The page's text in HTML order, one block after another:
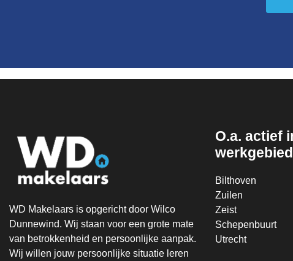
WD Makelaars is opgericht door Wilco
Dunnewind. Wij staan voor een grote mate
van betrokkenheid en persoonlijke aanpak.
Wij willen jouw persoonlijke situatie leren
O.a. actief
werkgebied
Bilthoven
Zuilen
Zeist
Schepenbuurt
Utrecht